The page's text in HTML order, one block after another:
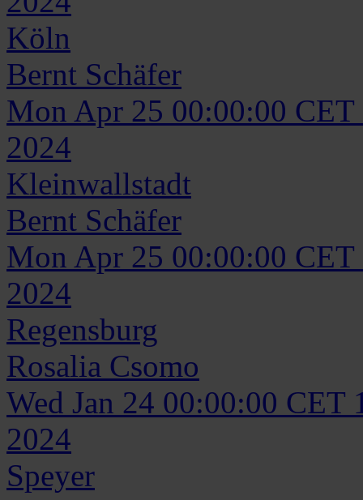
Köln
Bernt Schäfer
Mon Apr 25 00:00:00 CET
2024
Kleinwallstadt
Bernt Schäfer
Mon Apr 25 00:00:00 CET
2024
Regensburg
Rosalia Csomo
Wed Jan 24 00:00:00 CET
2024
Speyer